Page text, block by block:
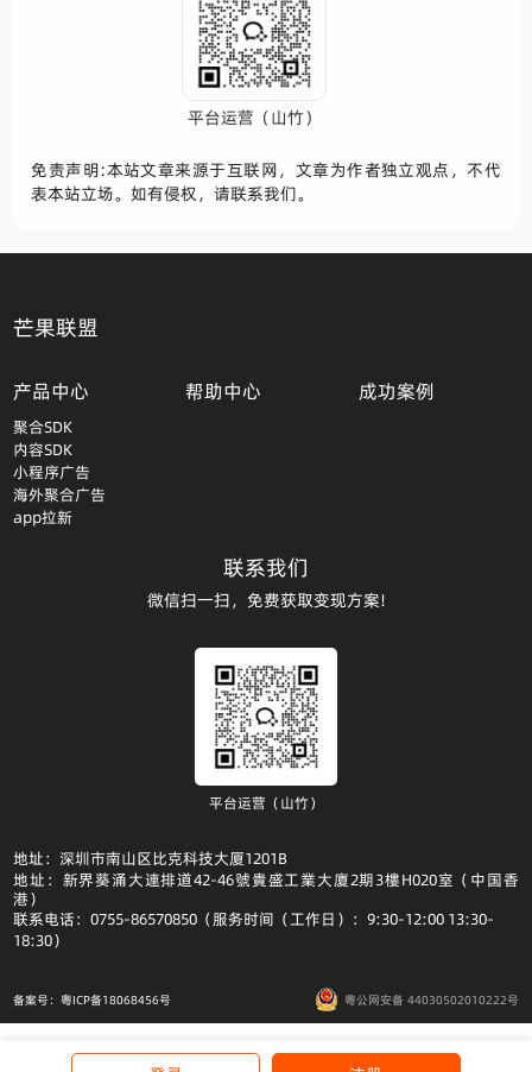
平台运营（山竹）
免责声明:本站文章来源于互联网，文章为作者独立观点，不代
表本站立场。如有侵权，请联系我们。
芒果联盟
产品中心
聚合SDK
内容SDK
小程序广告
海外聚合广告
app拉新
帮助中心 成功案例
联系我们
微信扫一扫，免费获取变现方案!
平台运营（山竹）
地址：深圳市南山区比克科技大厦1201B
地址：新界葵涌大連排道42-46號貴盛工業大廈2期3樓H020室（中国香
港）
联系电话：0755-86570850（服务时间（工作日）：9:30-12:00 13:30-
18:30）
备案号：粤ICP备18068456号 粤公网安备 44030502010222号